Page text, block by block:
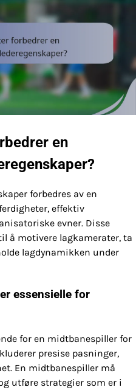
en
forbedres av en
effektiv
evner. Disse
å motivere lagkamerater, ta
lagdynamikken under
essensielle for
for en midtbanespiller for
presise pasninger,
En midtbanespiller må
utføre strategier som er i